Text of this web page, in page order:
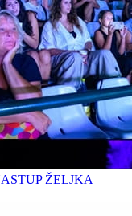
ŽELJKA